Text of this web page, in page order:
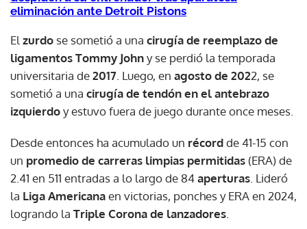
eliminación ante Detroit Pistons
El zurdo se sometió a una cirugía de reemplazo de
ligamentos Tommy Johny se perdió la temporada
universitaria de2017 . Luego, en agosto de 2022, se
sometió a una cirugía de tendón en el antebrazo
izquierdoy estuvo fuera de juego durante once meses.
Desde entonces ha acumulado un récordde 41-15 con
un promedio de carreras limpias permitidas (ERA) de
2.41 en 511 entradas a lo largo de 84aperturas . Lideró
la Liga Americanaen victorias, ponches y ERA en 2024,
logrando la Triple Corona de lanzadores